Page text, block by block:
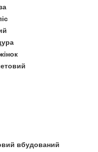
вбудований